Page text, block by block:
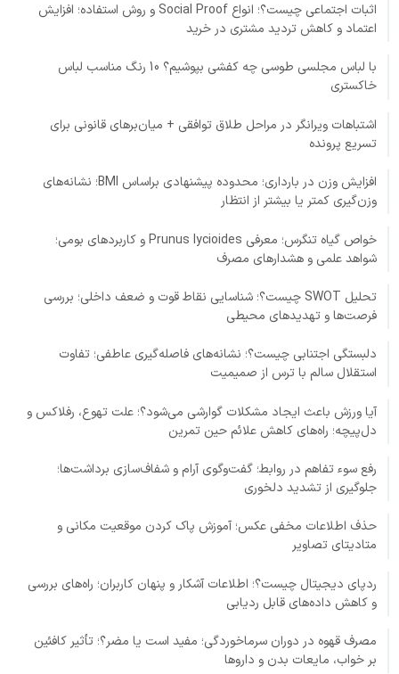
اثبات اجتماعی چیست؟؛ انواع Social Proof و روش استفاده؛ افزایش
اعتماد و کاهش تردید مشتری در خرید
با لباس مجلسی طوسی چه کفشی بپوشیم؟ 10 رنگ مناسب لباس
خاکستری
اشتباهات ویرانگر در مراحل طلاق توافقی + میان‌برهای قانونی برای
تسریع پرونده
افزایش وزن در بارداری؛ محدوده پیشنهادی براساس BMI؛ نشانه‌های
وزن‌گیری کمتر یا بیشتر از انتظار
خواص گیاه تنگرس؛ معرفی Prunus lycioides و کاربردهای بومی؛
شواهد علمی و هشدارهای مصرف
تحلیل SWOT چیست؟؛ شناسایی نقاط قوت و ضعف داخلی؛ بررسی
فرصت‌ها و تهدیدهای محیطی
دلبستگی اجتنابی چیست؟؛ نشانه‌های فاصله‌گیری عاطفی؛ تفاوت
استقلال سالم با ترس از صمیمیت
آیا ورزش باعث ایجاد مشکلات گوارشی می‌شود؟؛ علت تهوع، رفلاکس و
دل‌پیچه؛ راه‌های کاهش علائم حین تمرین
رفع سوء تفاهم در روابط؛ گفت‌وگوی آرام و شفاف‌سازی برداشت‌ها؛
جلوگیری از تشدید دلخوری
حذف اطلاعات مخفی عکس؛ آموزش پاک کردن موقعیت مکانی و
متادیتای تصاویر
ردپای دیجیتال چیست؟؛ اطلاعات آشکار و پنهان کاربران؛ راه‌های بررسی
و کاهش داده‌های قابل ردیابی
مصرف قهوه در دوران سرماخوردگی؛ مفید است یا مضر؟؛ تأثیر کافئین
بر خواب، مایعات بدن و داروها